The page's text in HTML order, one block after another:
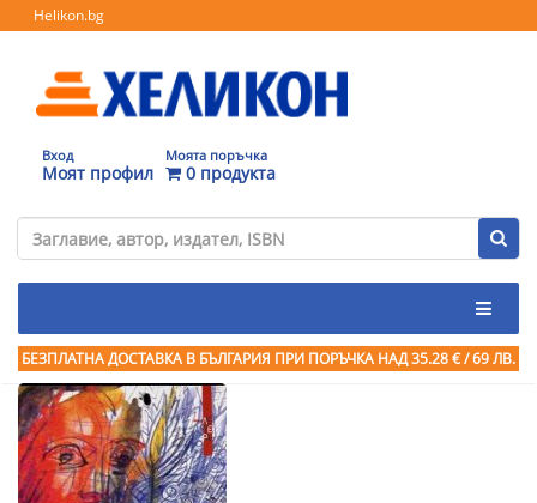
Helikon.bg
Вход
Моят профил
Моята поръчка
0 продукта
БЕЗПЛАТНА ДОСТАВКА В БЪЛГАРИЯ ПРИ ПОРЪЧКА НАД 35.28 € / 69 ЛВ.